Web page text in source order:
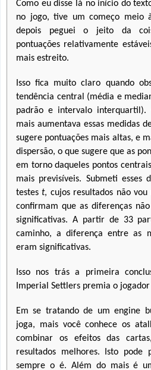
Como eu disse lá no início do
no jogo, tive um começo meio
depois peguei o jeito da
pontuações relativamente
mais estreito.
Isso fica muito claro quando
tendência central (média e
padrão e intervalo interquartil).
mais aumentava essas medidas
sugere pontuações mais altas, e
dispersão, o que sugere que as
em torno daqueles pontos
mais previsíveis. Submeti esses
testest, cujos resultados não
confirmam que as diferenças
significativas. A partir de 33
caminho, a diferença entre as
eram significativas.
Isso nos trás a primeira
Imperial Settlers premia o
Em se tratando de um engine
joga, mais você conhece os
combinar os efeitos das
resultados melhores. Isto pode
sempre o é. Além do mais é